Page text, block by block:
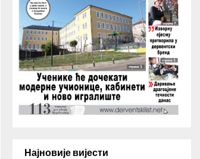
Најновије вијести